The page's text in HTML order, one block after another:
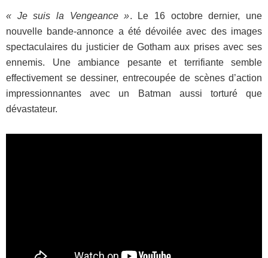
« Je suis la Vengeance ». Le 16 octobre dernier, une
nouvelle bande-annonce a été dévoilée avec des images
spectaculaires du justicier de Gotham aux prises avec ses
ennemis. Une ambiance pesante et terrifiante semble
effectivement se dessiner, entrecoupée de scènes d’action
impressionnantes avec un Batman aussi torturé que
dévastateur.